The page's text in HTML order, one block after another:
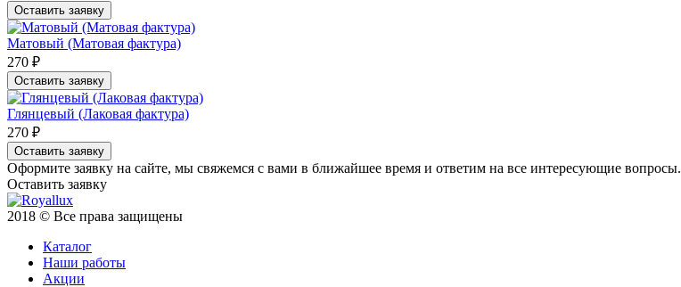
Оставить заявку
Матовый (Матовая фактура)
270 ₽
Оставить заявку
Глянцевый (Лаковая фактура)
270 ₽
Оставить заявку
Оформите заявку на сайте, мы свяжемся с вами в ближайшее время и ответим на все интересующие вопросы.
Оставить заявку
2018 © Все права защищены
Каталог
Наши работы
Акции